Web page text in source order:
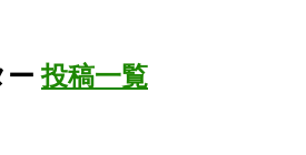
ー投稿一覧